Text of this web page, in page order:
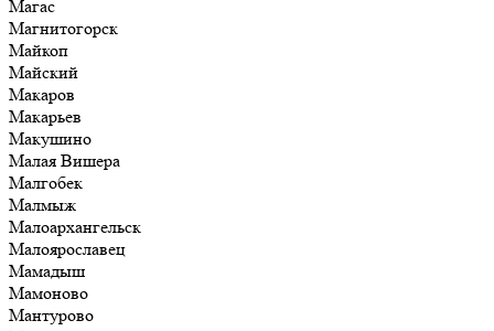
Магас
Магнитогорск
Майкоп
Майский
Макаров
Макарьев
Макушино
Малая Вишера
Малгобек
Малмыж
Малоархангельск
Малоярославец
Мамадыш
Мамоново
Мантурово